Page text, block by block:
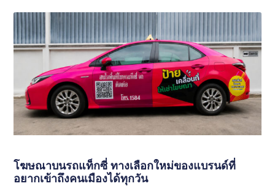
โฆษณาบนรถแท็กซี่ ทางเลือกใหม่ของแบรนด์ที่
อยากเข้าถึงคนเมืองได้ทุกวัน